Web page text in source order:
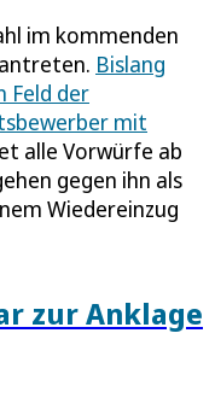
im kommenden
Bislang
Feld der
mit
alle Vorwürfe ab
gegen ihn als
Wiedereinzug
zur Anklage